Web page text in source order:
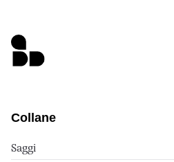
Collane
Saggi